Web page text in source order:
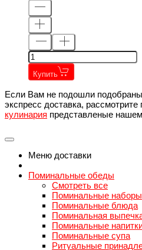
Купить
Если Вам не подошли
экспресс доставка, рассмотрите
кулинария представленые
Меню доставки
Поминальные обеды
Смотреть все
Поминальные наборы
Поминальные блюда
Поминальная
Поминальные
Поминальные супа
Ритуальные